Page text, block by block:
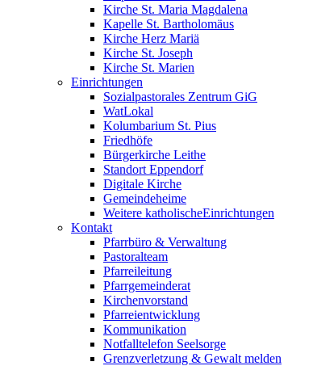
Kirche St. Maria Magdalena
Kapelle St. Bartholomäus
Kirche Herz Mariä
Kirche St. Joseph
Kirche St. Marien
Einrichtungen
Sozialpastorales Zentrum GiG
WatLokal
Kolumbarium St. Pius
Friedhöfe
Bürgerkirche Leithe
Standort Eppendorf
Digitale Kirche
Gemeindeheime
Weitere katholische­­Einrichtungen
Kontakt
Pfarrbüro & Verwaltung
Pastoralteam
Pfarreileitung
Pfarrgemeinderat
Kirchenvorstand
Pfarreientwicklung
Kommunikation
Notfalltelefon Seelsorge
Grenzverletzung & Gewalt melden